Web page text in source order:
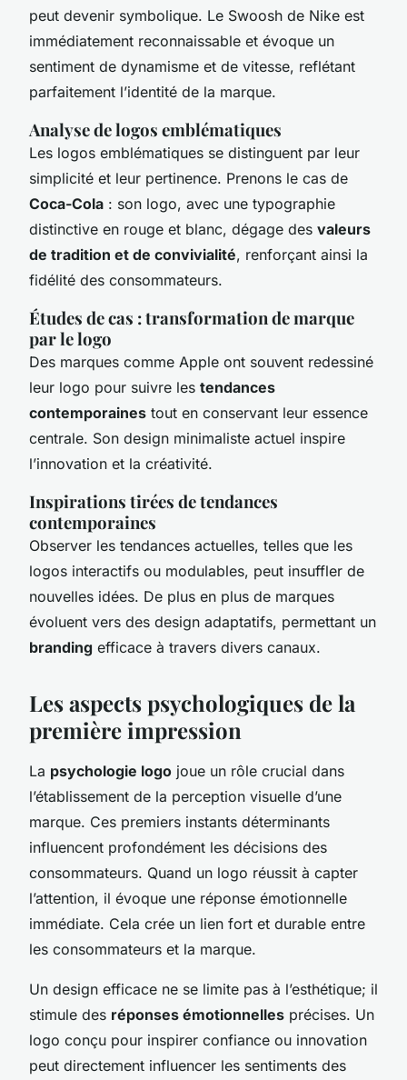
peut devenir symbolique. Le Swoosh de Nike est
immédiatement reconnaissable et évoque un
sentiment de dynamisme et de vitesse, reflétant
parfaitement l’identité de la marque.
Analyse de logos emblématiques
Les logos emblématiques se distinguent par leur
simplicité et leur pertinence. Prenons le cas de
Coca-Cola : son logo, avec une typographie
distinctive en rouge et blanc, dégage des valeurs
de tradition et de convivialité, renforçant ainsi la
fidélité des consommateurs.
Études de cas : transformation de marque
par le logo
Des marques comme Apple ont souvent redessiné
leur logo pour suivre les tendances
contemporaines tout en conservant leur essence
centrale. Son design minimaliste actuel inspire
l’innovation et la créativité.
Inspirations tirées de tendances
contemporaines
Observer les tendances actuelles, telles que les
logos interactifs ou modulables, peut insuffler de
nouvelles idées. De plus en plus de marques
évoluent vers des design adaptatifs, permettant un
branding efficace à travers divers canaux.
Les aspects psychologiques de la
première impression
La psychologie logo joue un rôle crucial dans
l’établissement de la perception visuelle d’une
marque. Ces premiers instants déterminants
influencent profondément les décisions des
consommateurs. Quand un logo réussit à capter
l’attention, il évoque une réponse émotionnelle
immédiate. Cela crée un lien fort et durable entre
les consommateurs et la marque.
Un design efficace ne se limite pas à l’esthétique; il
stimule des réponses émotionnelles précises. Un
logo conçu pour inspirer confiance ou innovation
peut directement influencer les sentiments des